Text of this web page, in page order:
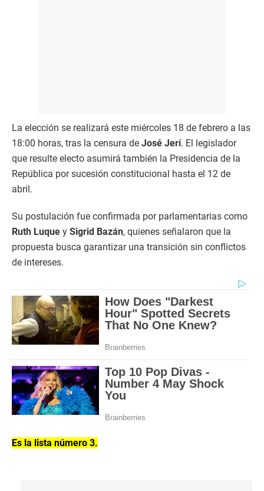
La elección se realizará este miércoles 18 de febrero a las
18:00 horas, tras la censura de José Jerí. El legislador
que resulte electo asumirá también la Presidencia de la
República por sucesión constitucional hasta el 12 de
abril.
Su postulación fue confirmada por parlamentarias como
Ruth Luque y Sigrid Bazán, quienes señalaron que la
propuesta busca garantizar una transición sin conflictos
de intereses.
Es la lista número 3.